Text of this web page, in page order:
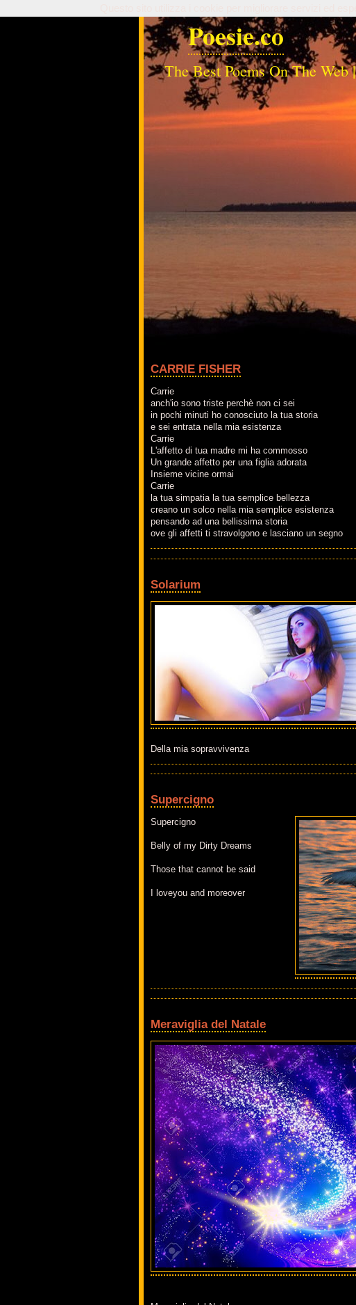
Poesie.co
The Best Poems On The Web |
CARRIE FISHER
Carrie
anch'io sono triste perchè non ci sei
in pochi minuti ho conosciuto la tua storia
e sei entrata nella mia esistenza
Carrie
L'affetto di tua madre mi ha commosso
Un grande affetto per una figlia adorata
Insieme vicine ormai
Carrie
la tua simpatia la tua semplice bellezza
creano un solco nella mia semplice esistenza
pensando ad una bellissima storia
ove gli affetti ti stravolgono e lasciano un segno
Solarium
Della mia sopravvivenza
Supercigno
Supercigno
Belly of my Dirty Dreams
Those that cannot be said
I loveyou and moreover
Meraviglia del Natale